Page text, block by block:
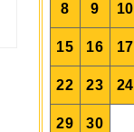
8 9 10
15 16 17
22 23 24
29 30